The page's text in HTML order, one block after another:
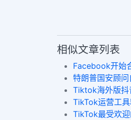
相似文章列表
Facebook开始
特朗普国安顾
Tiktok海外版抖
TikTok运营工
TikTok最受欢迎